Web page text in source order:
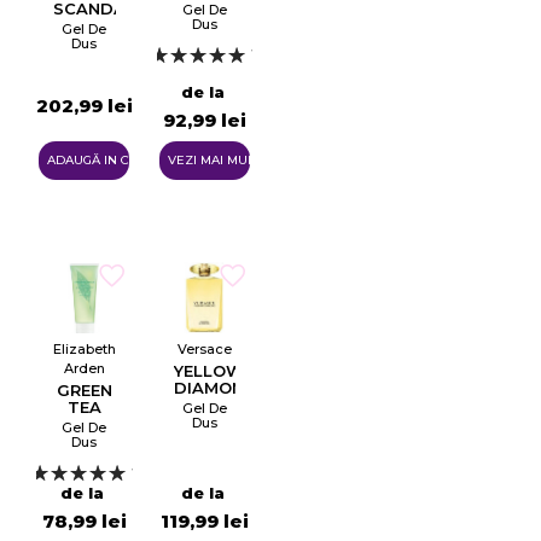
SCANDAL
Gel De
Dus
202,99 lei
ADAUGĂ IN COŞ
Gel De
Dus
1
de la
92,99 lei
VEZI MAI MULTE
Elizabeth
Arden
GREEN
TEA
Gel De
Dus
1
de la
78,99 lei
Versace
YELLOW
DIAMOND
Gel De
Dus
de la
119,99 lei
Creeaza o lista de dorinte